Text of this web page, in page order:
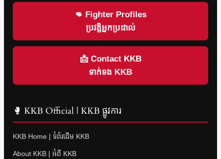
👊 Fighter Profiles
ប្រវត្តិអ្នកប្រដាល់
📩 Contact KKB
ទាក់ទង KKB
🥊 KKB Official | KKB ផ្លូវការ
KKB Home | ទំព័រដើម KKB
About KKB | អំពី KKB